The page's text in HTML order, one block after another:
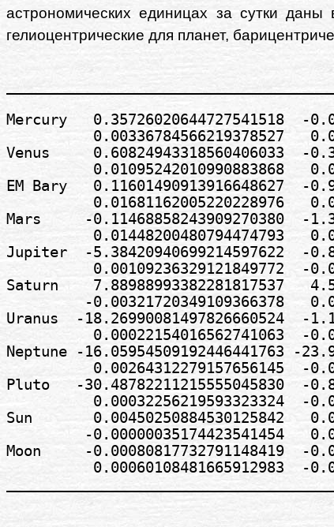
астрономических единицах за сутки
гелиоцентрические для планет,
Mercury   0.35726020644727541518  -
0.00336784566219378527
Venus     0.60824943318560406033  -
0.01095242010990883868
EM Bary   0.11601490913916648627  -
0.01681162005220228976
Mars     -0.11468858243909270380  -
0.01448200480794474793
Jupiter  -5.38420940699214597622  -
0.00109236329121849772  -
Saturn    7.88988993382281817537
-0.00321720349109366378
Uranus  -18.26990081497826660524  -
0.00022154016562741063  -
Neptune -16.05954509192446441763 -
0.00264312279157656145  -
Pluto   -30.48782211215555045830  -
0.00032256219593323324  -
Sun       0.00450250884530125842
-0.00000035174423541454
Moon     -0.00080817732791148419  -
0.00060108481665912983  -